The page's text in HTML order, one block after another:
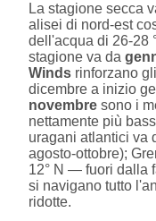
La stagione secca
alisei di nord-est
dell'acqua di 26-28
stagione va da
Winds rinforzano
dicembre a inizio
novembre sono i
nettamente più
uragani atlantici va
agosto-ottobre);
12° N — fuori dalla
si navigano tutto
ridotte.